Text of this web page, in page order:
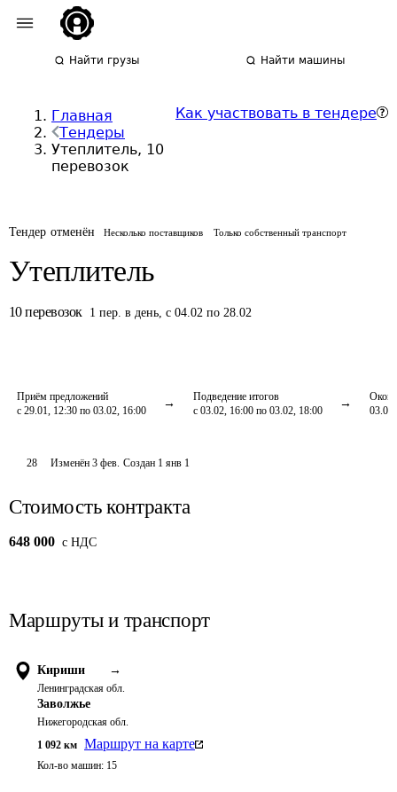
Найти грузы Найти машины
Главная
Тендеры
Утеплитель, 10
перевозок
Как участвовать в тендере
Тендер отменён Несколько поставщиков Только собственный транспорт
Утеплитель
10 перевозок 1 пер. в день, с 04.02 по 28.02
Приём предложений
с 29.01, 12:30 по 03.02, 16:00
Подведение итогов
с 03.02, 16:00 по 03.02, 18:00
28 Изменён3 фев. Создан 1 янв 1
Стоимость контракта
648 000 c НДС
Маршруты и транспорт
Кириши →
Ленинградская обл.
Заволжье
Нижегородская обл.
1 092 км Маршрут на карте
Кол-во машин: 15